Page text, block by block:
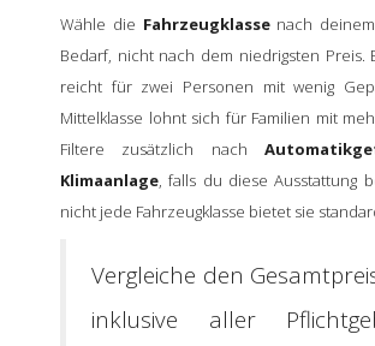
Wähle die Fahrzeugklassenach
Bedarf, nicht nach dem niedrigsten Preis.
reicht für zwei Personen mit wenig
Mittelklasse lohnt sich für Familien mit
Filtere zusätzlich nach
Klimaanlage, falls du diese Ausstattung
nicht jede Fahrzeugklasse bietet sie
Vergleiche den
inklusive aller